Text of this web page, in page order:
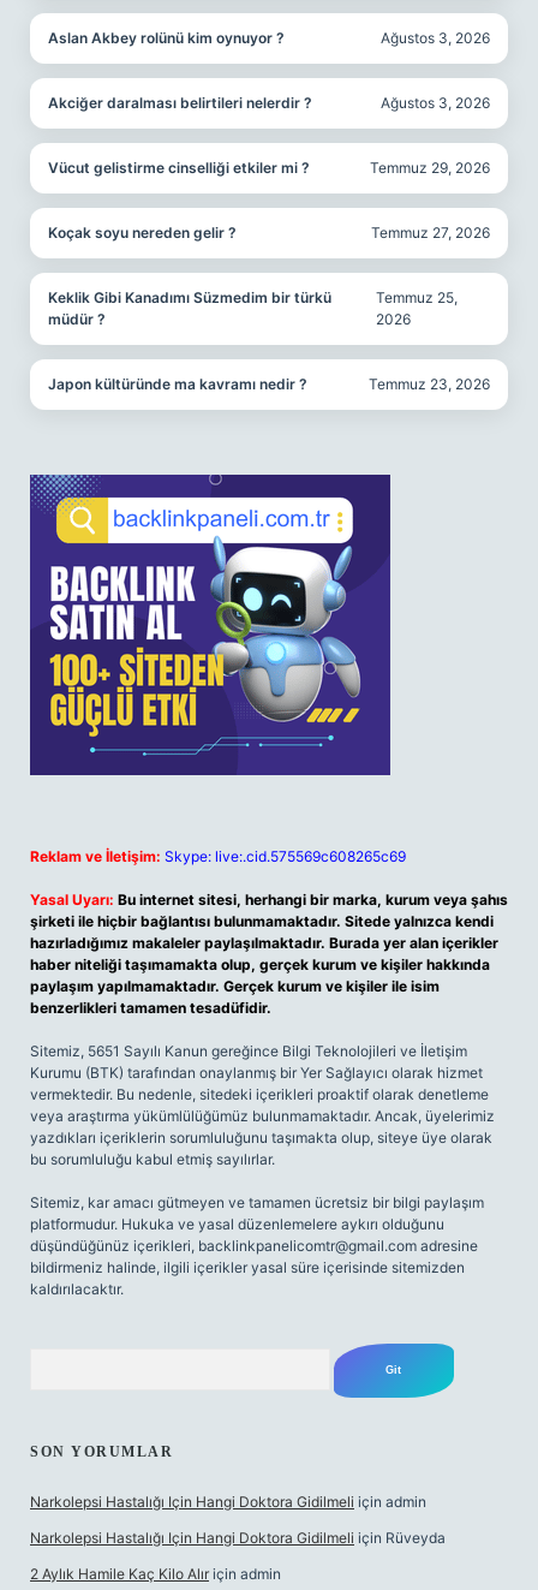
Aslan Akbey rolünü kim oynuyor ? Ağustos 3, 2026
Akciğer daralması belirtileri nelerdir ? Ağustos 3, 2026
Vücut gelistirme cinselliği etkiler mi ? Temmuz 29, 2026
Koçak soyu nereden gelir ? Temmuz 27, 2026
Keklik Gibi Kanadımı Süzmedim bir türkü
müdür ?
Temmuz 25,
2026
Japon kültüründe ma kavramı nedir ? Temmuz 23, 2026
Reklam ve İletişim: Skype: live:.cid.575569c608265c69
Yasal Uyarı: Bu internet sitesi, herhangi bir marka, kurum veya şahıs
şirketi ile hiçbir bağlantısı bulunmamaktadır. Sitede yalnızca kendi
hazırladığımız makaleler paylaşılmaktadır. Burada yer alan içerikler
haber niteliği taşımamakta olup, gerçek kurum ve kişiler hakkında
paylaşım yapılmamaktadır. Gerçek kurum ve kişiler ile isim
benzerlikleri tamamen tesadüfidir.
Sitemiz, 5651 Sayılı Kanun gereğince Bilgi Teknolojileri ve İletişim
Kurumu (BTK) tarafından onaylanmış bir Yer Sağlayıcı olarak hizmet
vermektedir. Bu nedenle, sitedeki içerikleri proaktif olarak denetleme
veya araştırma yükümlülüğümüz bulunmamaktadır. Ancak, üyelerimiz
yazdıkları içeriklerin sorumluluğunu taşımakta olup, siteye üye olarak
bu sorumluluğu kabul etmiş sayılırlar.
Sitemiz, kar amacı gütmeyen ve tamamen ücretsiz bir bilgi paylaşım
platformudur. Hukuka ve yasal düzenlemelere aykırı olduğunu
düşündüğünüz içerikleri, backlinkpanelicomtr@gmail.com adresine
bildirmeniz halinde, ilgili içerikler yasal süre içerisinde sitemizden
kaldırılacaktır.
SON YORUMLAR
Narkolepsi Hastalığı Için Hangi Doktora Gidilmeli için admin
Narkolepsi Hastalığı Için Hangi Doktora Gidilmeli için Rüveyda
2 Aylık Hamile Kaç Kilo Alır için admin